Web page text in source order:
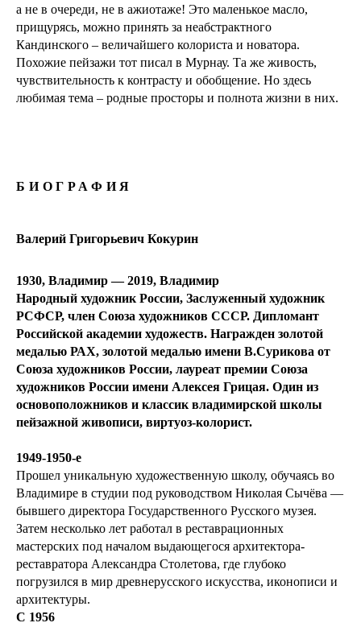
а не в очереди, не в ажиотаже! Это маленькое масло,
прищурясь, можно принять за неабстрактного
Кандинского – величайшего колориста и новатора.
Похожие пейзажи тот писал в Мурнау. Та же живость,
чувствительность к контрасту и обобщение. Но здесь
любимая тема – родные просторы и полнота жизни в них.
БИОГРАФИЯ
Валерий Григорьевич Кокурин
1930, Владимир — 2019, Владимир
Народный художник России, Заслуженный художник
РСФСР, член Союза художников СССР. Дипломант
Российской академии художеств. Награжден золотой
медалью РАХ, золотой медалью имени В.Сурикова от
Союза художников России, лауреат премии Союза
художников России имени Алексея Грицая. Один из
основоположников и классик владимирской школы
пейзажной живописи, виртуоз-колорист.
1949-1950-е
Прошел уникальную художественную школу, обучаясь во
Владимире в студии под руководством Николая Сычёва —
бывшего директора Государственного Русского музея.
Затем несколько лет работал в реставрационных
мастерских под началом выдающегося архитектора-
реставратора Александра Столетова, где глубоко
погрузился в мир древнерусского искусства, иконописи и
архитектуры.
С 1956